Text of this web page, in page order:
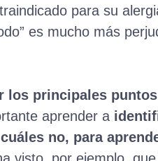
para su
es mucho más
los principales
aprender a
no, para